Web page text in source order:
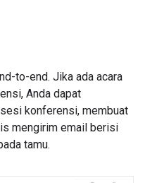
to-end. Jika ada acara
Anda dapat
konferensi, membuat
mengirim email berisi
tamu.